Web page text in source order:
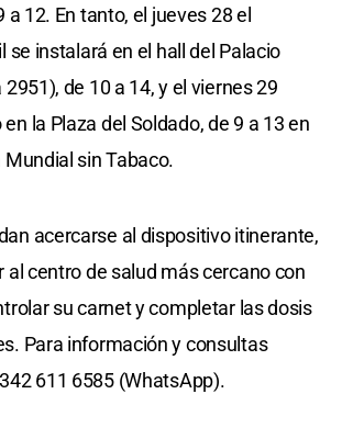
a 12. En tanto, el jueves 28 el
se instalará en el hall del Palacio
de 10 a 14, y el viernes 29
la Plaza del Soldado, de 9 a 13 en
sin Tabaco.
acercarse al dispositivo itinerante,
al centro de salud más cercano con
su carnet y completar las dosis
Para información y consultas
611 6585 (WhatsApp).